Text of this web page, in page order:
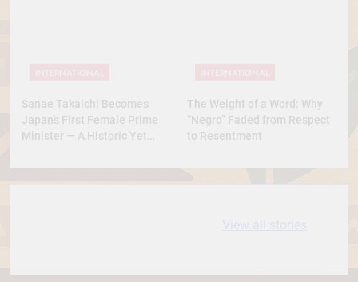
Sanae Takaichi Becomes
Japan’s First Female Prime
Minister — A Historic Yet
The Weight of a Word: Why
“Negro” Faded from Respect
to Resentment